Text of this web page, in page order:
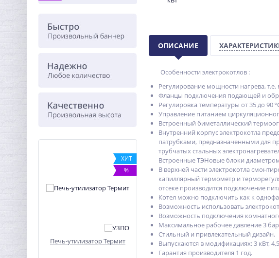
ХИТ
%
Печь-утилизатор Термит
ХИТ
%
Печь отопительная
Сибирь БВ-120 (Булерьян)
ЭКМ-9
ОПИСАНИЕ
Особенности электрокотлов :
Регулирование мощности нагрева,
Фланцы подключения подающей и
Регулировка температуры от 35 до 90
Управление питанием
Встроенный биметаллический
Внутренний корпус электрокотла
патрубками, предназначенными для
трубчатых стальных
Встроенные ТЭНовые блоки
В верхней части электрокотла
капиллярный термометр и
отсеке производится подключение
Котел можно подключить как к
Возможность использовать
Возможность подключения
Максимальное рабочее давление 3
Стильный и привлекательный дизайн.
Выпускаются в модификациях: 3 кВт, 4,5
Гарантия производителя 1 год.